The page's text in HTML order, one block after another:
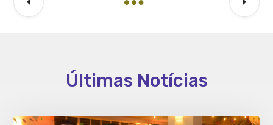
Últimas Notícias